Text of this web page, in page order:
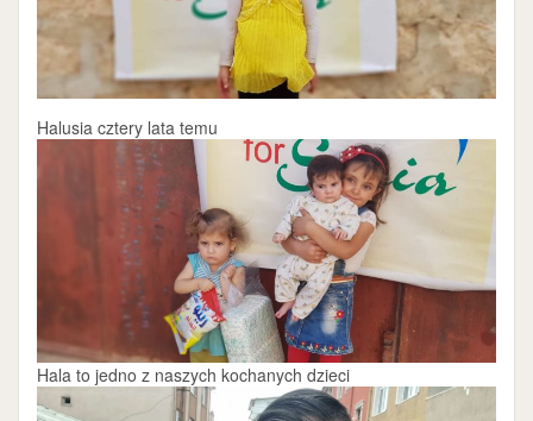
Halusia cztery lata temu
Hala to jedno z naszych kochanych dzieci